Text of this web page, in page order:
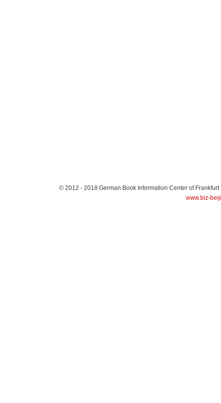
© 2012 - 2018 German Book Information Center of Frankfurt
www.biz-